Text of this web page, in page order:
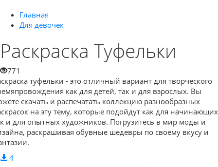
Главная
Для девочек
Раскраска Туфельки
771
туфельки - это отличный вариант для творческого
как для детей, так и для взрослых. Вы
скачать и распечатать коллекцию разнообразных
на эту тему, которые подойдут как для
и для опытных художников. Погрузитесь в мир моды и
раскрашивая обувные шедевры по своему вкусу и
4